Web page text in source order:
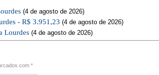
(4 de agosto de 2026)
- R$ 3.951,23 (4 de agosto de 2026)
Lourdes (4 de agosto de 2026)
com *